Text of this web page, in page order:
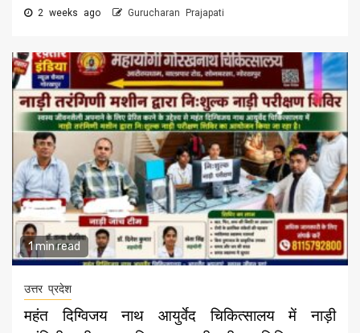
2 weeks ago Gurucharan Prajapati
1 min read
उत्तर प्रदेश
महंत दिग्विजय नाथ आयुर्वेद चिकित्सालय में नाड़ी